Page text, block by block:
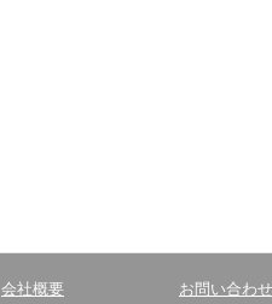
会社概要 お問い合わせ